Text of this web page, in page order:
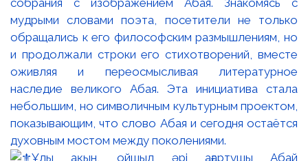
собрания с изображением Абая. Знакомясь с
мудрыми словами поэта, посетители не только
обращались к его философским размышлениям, но
и продолжали строки его стихотворений, вместе
оживляя и переосмысливая литературное
наследие великого Абая. Эта инициатива стала
небольшим, но символичным культурным проектом,
показывающим, что слово Абая и сегодня остаётся
духовным мостом между поколениями.